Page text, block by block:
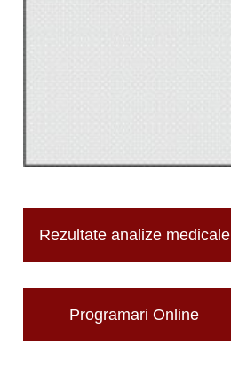
Rezultate analize medicale
Programari Online